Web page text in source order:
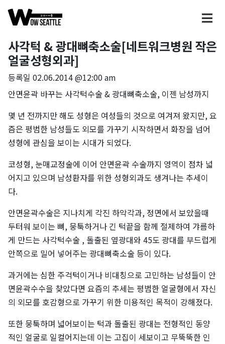
사각턱 & 광대뼈축소술[네트워크병원 작은
얼굴성형외과]
등록일 02.06.2014 @12:00 am
안면윤곽 바꾸는 사각턱수술 & 광대뼈축소술, 이젠 남성까지
몇 년 전까지만 해도 성형은 여성들의 것으로 여겨져 왔지만, 요
즘은 평범한 남성들도 외모를 가꾸기 시작하면서 화장을 넘어
성형에 관심을 보이는 시대가 되었다.
코성형, 눈매교정술에 이어 안면윤곽 수술까지 영역이 점차 넓
어지고 있으며 남성환자를 위한 성형외과도 생겨나는 추세이
다.
안면윤곽수술은 지나치게 각진 하악각과, 정면에서 보았을때
두터워 보이는 뼈, 뭉툭하거나 긴 턱끝을 함께 절제하여 갸름하
게 만드는 사각턱수술 , 돌출된 옆광대와 45도 광대를 부드럽게
안쪽으로 밀어 넣어주는 광대뼈축소술 등이 있다.
과거에는 심한 주걱턱이거나 비대칭으로 고민하는 남성들이 안
면윤곽수수을 찾았다면 요즘의 추세는 평범한 얼굴형에서 자신
의 외모를 호감형으로 가꾸기 위한 미용적인 목적이 강해졌다.
또한 뭉툭하며 넓어보이는 턱과 돌출된 광대는 전형적인 동양
적인 얼굴로 일컬어지는데 이는 고집이 세보이고 무뚝뚝한 인